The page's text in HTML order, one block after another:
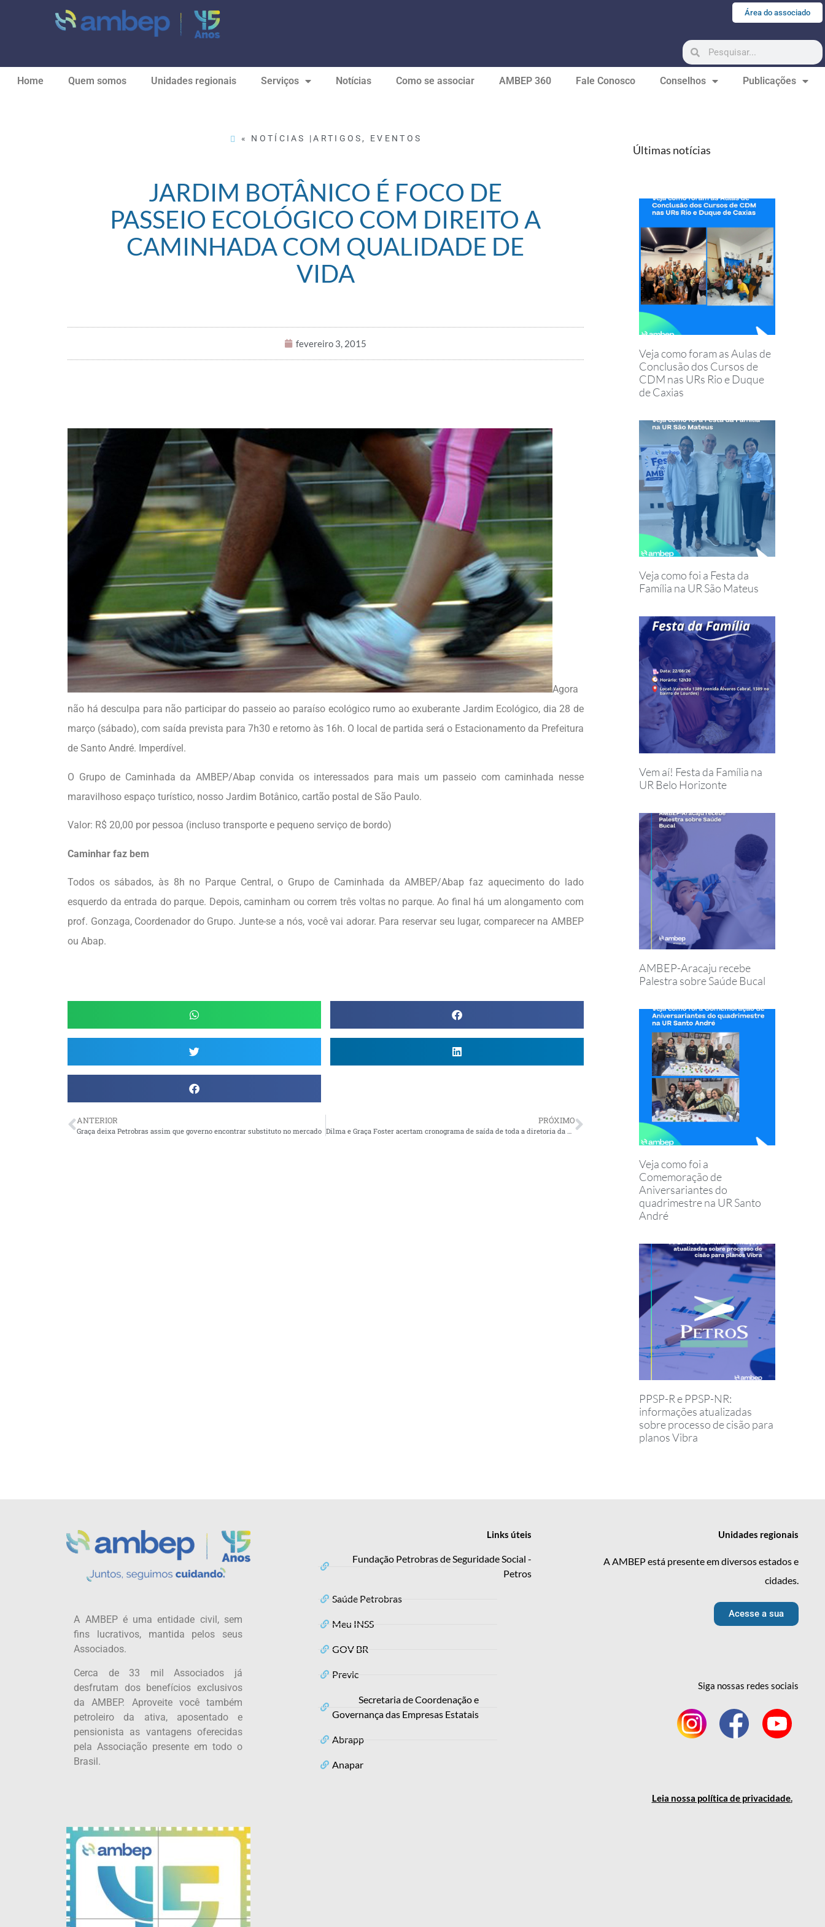
Área do associado
Home Quem somos Unidades regionais Serviços Notícias Como se associar AMBEP 360 Fale Conosco Conselhos Publicações
« NOTÍCIAS |ARTIGOS , EVENTOS
JARDIM BOTÂNICO É FOCO DE
PASSEIO ECOLÓGICO COM DIREITO A
CAMINHADA COM QUALIDADE DE
VIDA
fevereiro 3, 2015
Agora
não há desculpa para não participar do passeio ao paraíso ecológico rumo ao exuberante Jardim Ecológico, dia 28 de
março (sábado), com saída prevista para 7h30 e retorno às 16h. O local de partida será o Estacionamento da Prefeitura
de Santo André. Imperdível.
O Grupo de Caminhada da AMBEP/Abap convida os interessados para mais um passeio com caminhada nesse
maravilhoso espaço turístico, nosso Jardim Botânico, cartão postal de São Paulo.
Valor: R$ 20,00 por pessoa (incluso transporte e pequeno serviço de bordo)
Caminhar faz bem
Todos os sábados, às 8h no Parque Central, o Grupo de Caminhada da AMBEP/Abap faz aquecimento do lado
esquerdo da entrada do parque. Depois, caminham ou correm três voltas no parque. Ao final há um alongamento com
prof. Gonzaga, Coordenador do Grupo. Junte-se a nós, você vai adorar. Para reservar seu lugar, comparecer na AMBEP
ou Abap.
ANTERIOR
Graça deixa Petrobras assim que governo encontrar substituto no mercado
PRÓXIMO
Últimas notícias
Veja como foram as Aulas de
Conclusão dos Cursos de
CDM nas URs Rio e Duque
de Caxias
Veja como foi a Festa da
Família na UR São Mateus
Vem aí! Festa da Família na
UR Belo Horizonte
AMBEP-Aracaju recebe
Palestra sobre Saúde Bucal
Veja como foi a
Comemoração de
Aniversariantes do
quadrimestre na UR Santo
André
PPSP-R e PPSP-NR:
informações atualizadas
sobre processo de cisão para
planos Vibra
A AMBEP é uma entidade civil, sem
fins lucrativos, mantida pelos seus
Associados.
Cerca de 33 mil Associados já
desfrutam dos benefícios exclusivos
da AMBEP. Aproveite você também
petroleiro da ativa, aposentado e
pensionista as vantagens oferecidas
pela Associação presente em todo o
Brasil.
Links úteis
Fundação Petrobras de Seguridade Social -
Petros
Saúde Petrobras
Meu INSS
GOV BR
Previc
Secretaria de Coordenação e
Governança das Empresas Estatais
Abrapp
Anapar
Unidades regionais
A AMBEP está presente em diversos estados e
cidades.
Acesse a sua
Siga nossas redes sociais
Leia nossa política de privacidade.